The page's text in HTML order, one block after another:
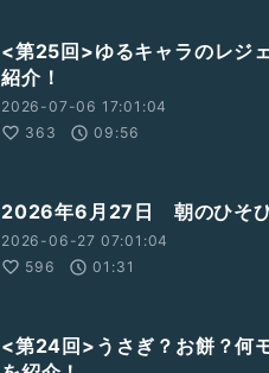
<第25回>ゆるキャラのレジ
紹介！
2026-07-06 17:01:04
363
09:56
2026年6月27日 朝のひそ
2026-06-27 07:01:04
596
01:31
<第24回>うさぎ？お餅？何